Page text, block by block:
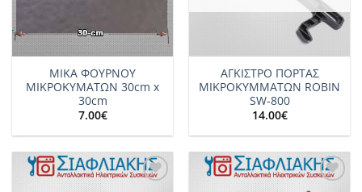
ΜΙΚΑ ΦΟΥΡΝΟΥ
ΜΙΚΡΟΚΥΜΑΤΩΝ 30cm x
30cm
7.00€
ΑΓΚΙΣΤΡΟ ΠΟΡΤΑΣ
ΜΙΚΡΟΚΥΜΜΑΤΩΝ ROBIN
SW-800
14.00€